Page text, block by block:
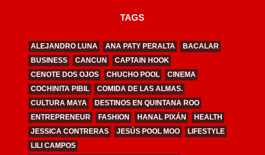
TAGS
ALEJANDRO LUNA ANA PATY PERALTA
BACALAR
BUSINESS
CANCUN
CAPTAIN HOOK
CENOTE DOS OJOS
CHUCHO POOL
CINEMA
COCHINITA PIBIL
COMIDA DE LAS ALMAS.
CULTURA MAYA
DESTINOS EN QUINTANA ROO
ENTREPRENEUR
FASHION HANAL PIXÁN
HEALTH
JESSICA CONTRERAS
JESÚS POOL MOO
LIFESTYLE
LILI CAMPOS